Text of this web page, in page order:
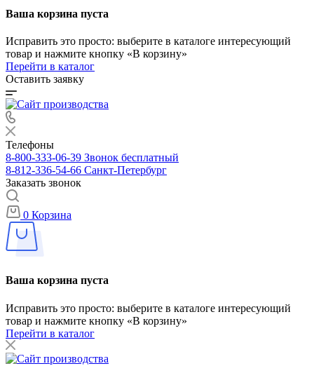
Ваша корзина пуста
Исправить это просто: выберите в каталоге интересующий
товар и нажмите кнопку «В корзину»
Перейти в каталог
Оставить заявку
Телефоны
8-800-333-06-39 Звонок бесплатный
8-812-336-54-66 Санкт-Петербург
Заказать звонок
0 Корзина
Ваша корзина пуста
Исправить это просто: выберите в каталоге интересующий
товар и нажмите кнопку «В корзину»
Перейти в каталог